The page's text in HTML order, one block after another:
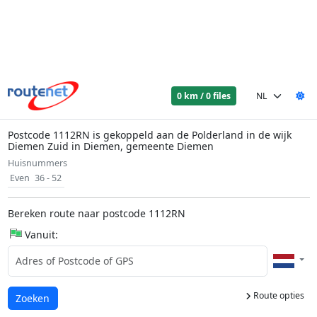
0 km / 0 files
Postcode 1112RN is gekoppeld aan de Polderland in de wijk
Diemen Zuid in Diemen, gemeente Diemen
Huisnummers
Even 36 - 52
Bereken route naar postcode 1112RN
Vanuit:
Route opties
Laden...
Zoeken